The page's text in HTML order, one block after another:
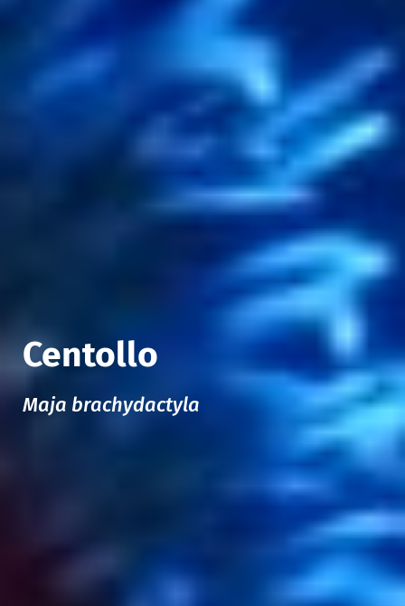
Centollo
Maja brachydactyla